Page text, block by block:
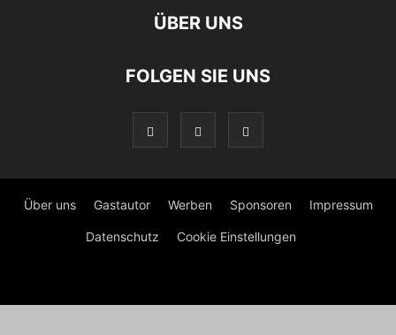
ÜBER UNS
FOLGEN SIE UNS
Über uns Gastautor Werben Sponsoren Impressum
Datenschutz Cookie Einstellungen